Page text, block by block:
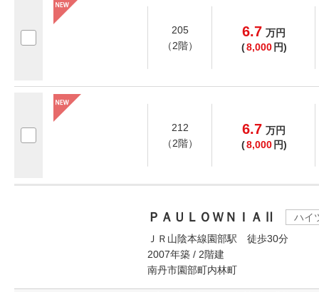
205
（2階）
6.7 万円
(8,000 円)
212
（2階）
6.7 万円
(8,000 円)
ＰＡＵＬＯＷＮＩＡⅡ
ハイ
ＪＲ山陰本線園部駅 徒歩30分
2007年築 / 2階建
南丹市園部町内林町